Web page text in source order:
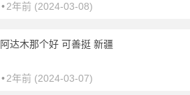
•2年前 (2024-03-08)
达木那个好 可善挺 新疆
•2年前 (2024-03-07)